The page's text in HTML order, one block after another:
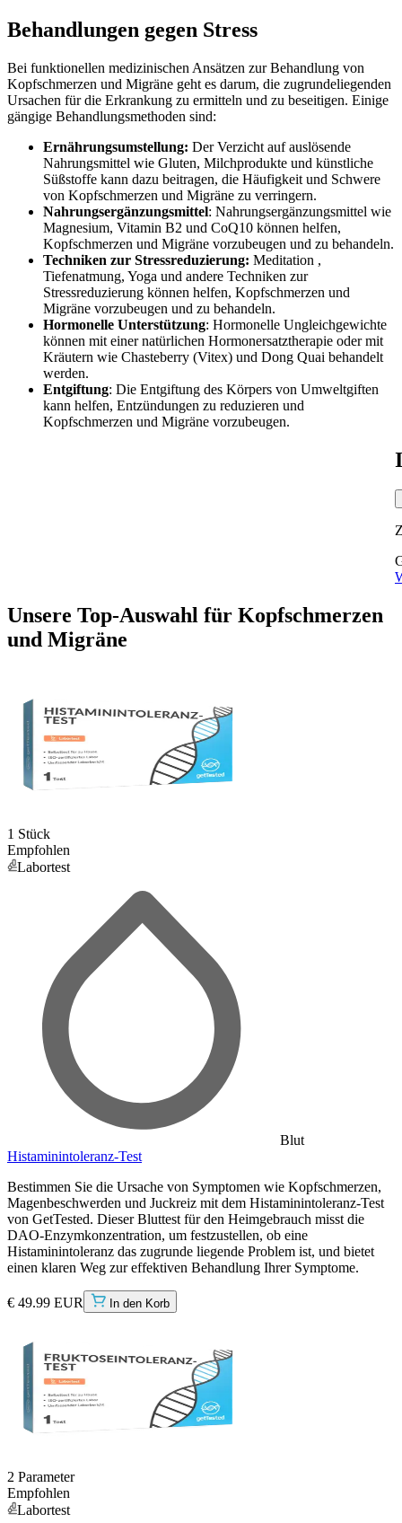
Behandlungen gegen Stress
Bei funktionellen medizinischen Ansätzen zur Behandlung von
Kopfschmerzen und Migräne geht es darum, die zugrundeliegenden
Ursachen für die Erkrankung zu ermitteln und zu beseitigen. Einige
gängige Behandlungsmethoden sind:
Ernährungsumstellung: DerVerzicht aufauslösende
Nahrungsmittel wie Gluten, Milchprodukte und künstliche
Süßstoffe kann dazu beitragen, die Häufigkeit und Schwere
von Kopfschmerzen und Migräne zu verringern.
Nahrungsergänzungsmittel: Nahrungsergänzungsmittel wie
Magnesium, Vitamin B2 und CoQ10 können helfen,
Kopfschmerzen und Migräne vorzubeugen und zu behandeln.
Techniken zur Stressreduzierung: Meditation ,
Tiefenatmung, Yoga und andere Techniken zur
Stressreduzierung können helfen, Kopfschmerzen und
Migräne vorzubeugen und zu behandeln.
Hormonelle Unterstützung: Hormonelle Ungleichgewichte
können mit einer natürlichen Hormonersatztherapie oder mit
Kräutern wie Chasteberry (Vitex) und Dong Quai behandelt
werden.
Entgiftung: Die Entgiftung des Körpers von Umweltgiften
kann helfen, Entzündungen zu reduzieren und
Kopfschmerzen und Migräne vorzubeugen.
Unsere Top-Auswahl für Kopfschmerzen
und Migräne
1 Stück
Empfohlen
Labortest
Blut
Histaminintoleranz-Test
Bestimmen Sie die Ursache von Symptomen wie Kopfschmerzen,
Magenbeschwerden und Juckreiz mit dem Histaminintoleranz-Test
von GetTested. Dieser Bluttest für den Heimgebrauch misst die
DAO-Enzymkonzentration, um festzustellen, ob eine
Histaminintoleranz das zugrunde liegende Problem ist, und bietet
einen klaren Weg zur effektiven Behandlung Ihrer Symptome.
€ 49.99 EUR In den Korb
2 Parameter
Empfohlen
Labortest